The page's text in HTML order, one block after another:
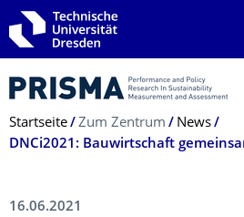
Zur Hauptnavigation springen
Zur Suche springen
Zum Inhalt springen
Breadcrumb-Menü
Startseite Zum Zentrum
News
16.06.2021